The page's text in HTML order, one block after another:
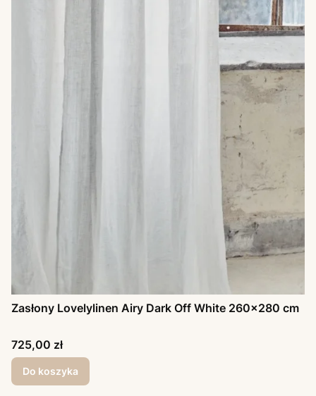
Zasłony Lovelylinen Airy Dark Off White 260x280 cm
Cena
725,00 zł
Do koszyka